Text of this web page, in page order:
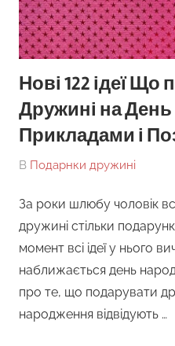
Нові 122 ідеї Що
Дружині на
Прикладами і
On
By
В Подарнки дружині
За роки шлюбу чоловік
дружині стільки
момент всі ідеї у нього
наближається день
про те, що подарувати
народження відвідують …